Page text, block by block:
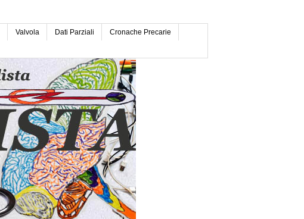
Valvola Dati Parziali Cronache Precarie